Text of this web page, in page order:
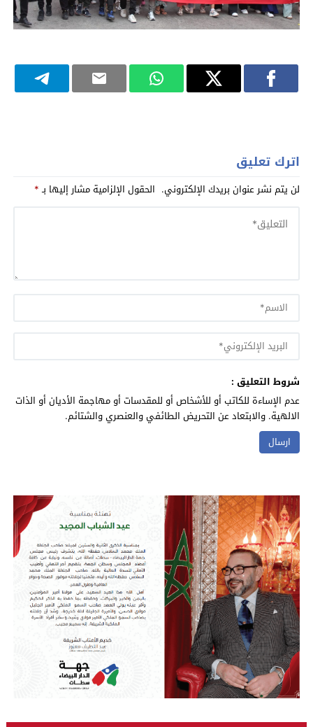
اترك تعليق
لن يتم نشر عنوان بريدك الإلكتروني. الحقول الإلزامية مشار إليها بـ*
شروط التعليق :
عدم الإساءة للكاتب أو للأشخاص أو للمقدسات أو مهاجمة الأديان أو الذات
الالهية. والابتعاد عن التحريض الطائفي والعنصري والشتائم.